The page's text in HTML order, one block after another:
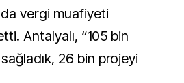
vergi muafiyeti
Antalyalı, “105 bin
26 bin projeyi